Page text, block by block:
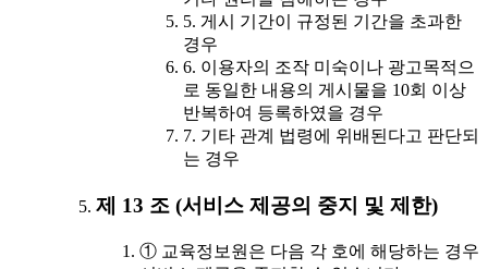
5. 게시 기간이 규정된 기간을 초과한
경우
6. 이용자의 조작 미숙이나 광고목적으
로 동일한 내용의 게시물을 10회 이상
반복하여 등록하였을 경우
7. 기타 관계 법령에 위배된다고 판단되
는 경우
제 13 조 (서비스 제공의 중지 및 제한)
① 교육정보원은 다음 각 호에 해당하는 경우